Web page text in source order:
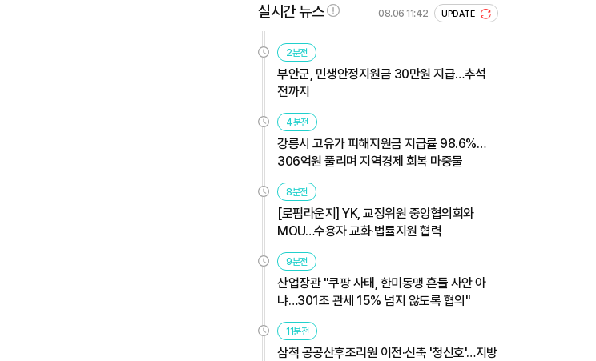
실시간 뉴스 08.06 11:42 UPDATE
2분전
부안군, 민생안정지원금 30만원 지급…추석
전까지
4분전
강릉시 고유가 피해지원금 지급률 98.6%…
306억원 풀리며 지역경제 회복 마중물
8분전
[로펌라운지] YK, 교정위원 중앙협의회와
MOU…수용자 교화·법률지원 협력
9분전
산업장관 "쿠팡 사태, 한미동맹 흔들 사안 아
냐…301조 관세 15% 넘지 않도록 협의"
11분전
삼척 공공산후조리원 이전·신축 '청신호'…지방